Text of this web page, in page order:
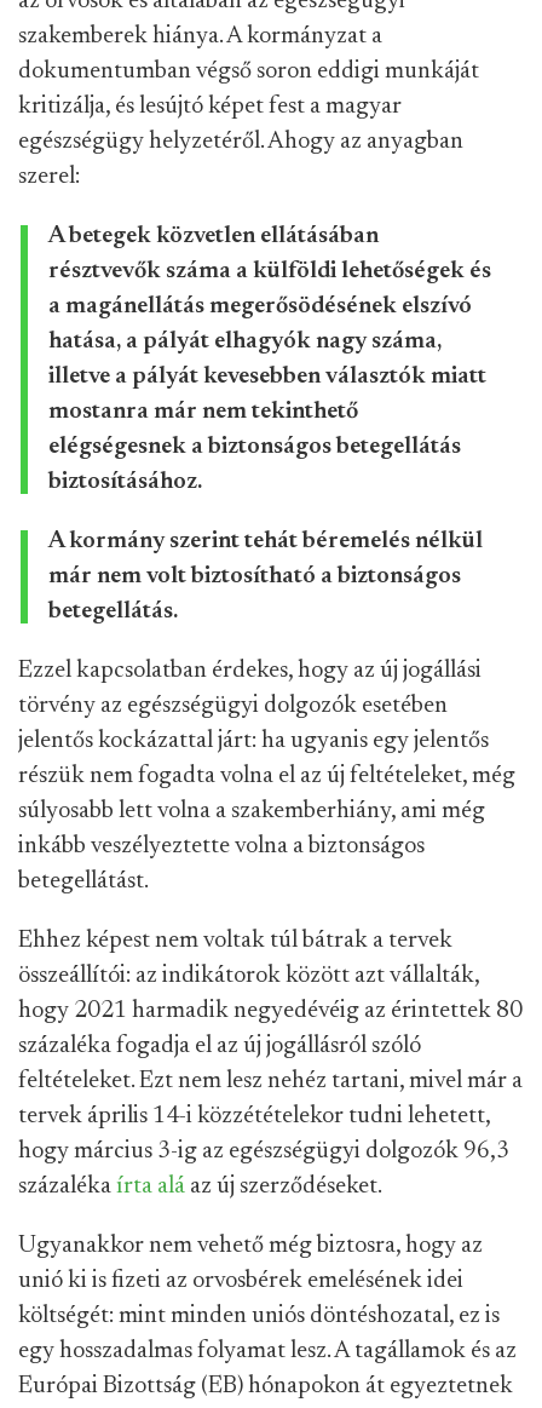
szakemberek hiánya. A kormányzat a
dokumentumban végső soron eddigi munkáját
kritizálja, és lesújtó képet fest a magyar
egészségügy helyzetéről. Ahogy az anyagban
szerel:
A betegek közvetlen ellátásában
résztvevők száma a külföldi lehetőségek és
a magánellátás megerősödésének elszívó
hatása, a pályát elhagyók nagy száma,
illetve a pályát kevesebben választók miatt
mostanra már nem tekinthető
elégségesnek a biztonságos betegellátás
biztosításához.
A kormány szerint tehát béremelés nélkül
már nem volt biztosítható a biztonságos
betegellátás.
Ezzel kapcsolatban érdekes, hogy az új jogállási
törvény az egészségügyi dolgozók esetében
jelentős kockázattal járt: ha ugyanis egy jelentős
részük nem fogadta volna el az új feltételeket, még
súlyosabb lett volna a szakemberhiány, ami még
inkább veszélyeztette volna a biztonságos
betegellátást.
Ehhez képest nem voltak túl bátrak a tervek
összeállítói: az indikátorok között azt vállalták,
hogy 2021 harmadik negyedévéig az érintettek 80
százaléka fogadja el az új jogállásról szóló
feltételeket. Ezt nem lesz nehéz tartani, mivel már a
tervek április 14-i közzétételekor tudni lehetett,
hogy március 3-ig az egészségügyi dolgozók 96,3
százaléka írta alá az új szerződéseket.
Ugyanakkor nem vehető még biztosra, hogy az
unió ki is fizeti az orvosbérek emelésének idei
költségét: mint minden uniós döntéshozatal, ez is
egy hosszadalmas folyamat lesz. A tagállamok és az
Európai Bizottság (EB) hónapokon át egyeztetnek